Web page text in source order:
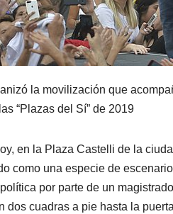
la movilización que
“Plazas del Sí” de 2019
en la Plaza Castelli de la
como una especie de
por parte de un
dos cuadras a pie hasta la